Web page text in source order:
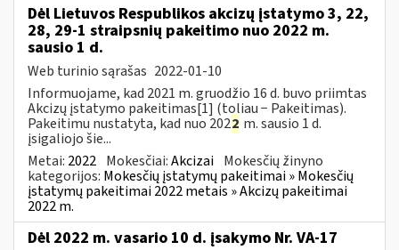
Dėl Lietuvos Respublikos akcizų įstatymo 3, 22,
28, 29-1 straipsnių pakeitimo nuo 2022 m.
sausio 1 d.
Web turinio sąrašas 2022-01-10
Informuojame, kad 2021 m. gruodžio 16 d. buvo priimtas
Akcizų įstatymo pakeitimas[1] (toliau − Pakeitimas).
Pakeitimu nustatyta, kad nuo 2022 m. sausio 1 d.
įsigaliojo šie...
Metai: 2022 Mokesčiai:Akcizai Mokesčių žinyno
kategorijos: Mokesčių įstatymų pakeitimai » Mokesčių
įstatymų pakeitimai 2022 metais » Akcizų pakeitimai
2022 m.
Dėl 2022 m. vasario 10 d. įsakymo Nr. VA-17